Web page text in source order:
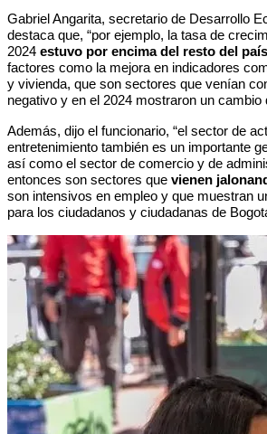
Gabriel Angarita, secretario de Desarrollo
destaca que, “por ejemplo, la tasa de
2024 estuvo por encima del resto del país
factores como la mejora en indicadores
y vivienda, que son sectores que venían
negativo y en el 2024 mostraron un cambio
Además, dijo el funcionario, “el sector de
entretenimiento también es un importante
así como el sector de comercio y de
entonces son sectores que vienen
son intensivos en empleo y que muestran
para los ciudadanos y ciudadanas de